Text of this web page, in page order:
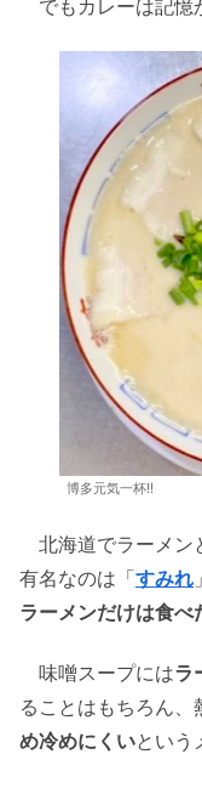
でもカレーは記憶
博多元気一杯!!
北海道でラーメン
有名なのは「すみれ
ラーメンだけは食べ
味噌スープにはラ
ることはもちろん、
め冷めにくいという